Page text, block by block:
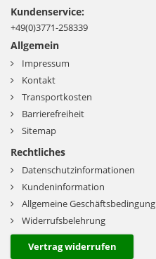
Kundenservice:
+49(0)3771-258339
Allgemein
Impressum
Kontakt
Transportkosten
Barrierefreiheit
Sitemap
Rechtliches
Datenschutzinformationen
Kundeninformation
Allgemeine Geschäftsbedingung
Widerrufsbelehrung
Vertrag widerrufen